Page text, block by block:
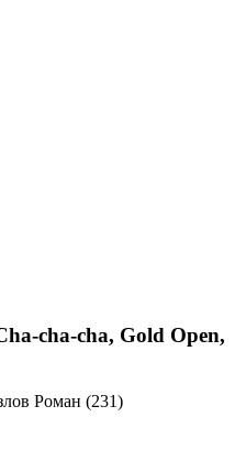
cha-cha, Gold Open,
Роман (231)